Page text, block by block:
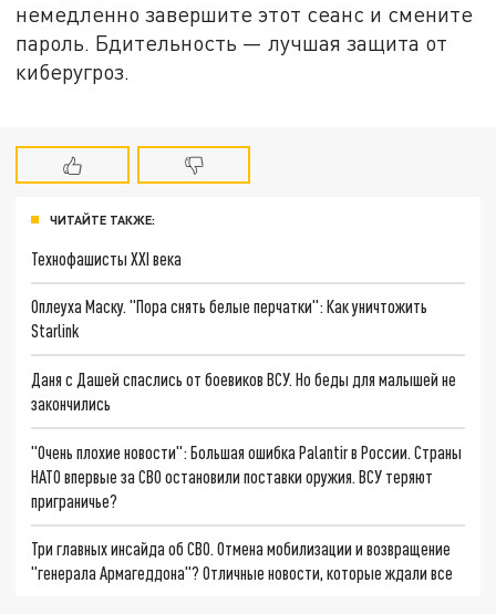
немедленно завершите этот сеанс и смените
пароль. Бдительность — лучшая защита от
киберугроз.
ЧИТАЙТЕ ТАКЖЕ:
Технофашисты XXI века
Оплеуха Маску. "Пора снять белые перчатки": Как уничтожить
Starlink
Даня с Дашей спаслись от боевиков ВСУ. Но беды для малышей не
закончились
"Очень плохие новости": Большая ошибка Palantir в России. Страны
НАТО впервые за СВО остановили поставки оружия. ВСУ теряют
приграничье?
Три главных инсайда об СВО. Отмена мобилизации и возвращение
"генерала Армагеддона"? Отличные новости, которые ждали все